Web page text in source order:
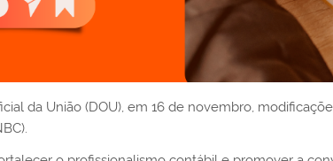
da União (DOU), em 16 de novembro,